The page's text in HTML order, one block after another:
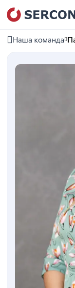
Наша команда